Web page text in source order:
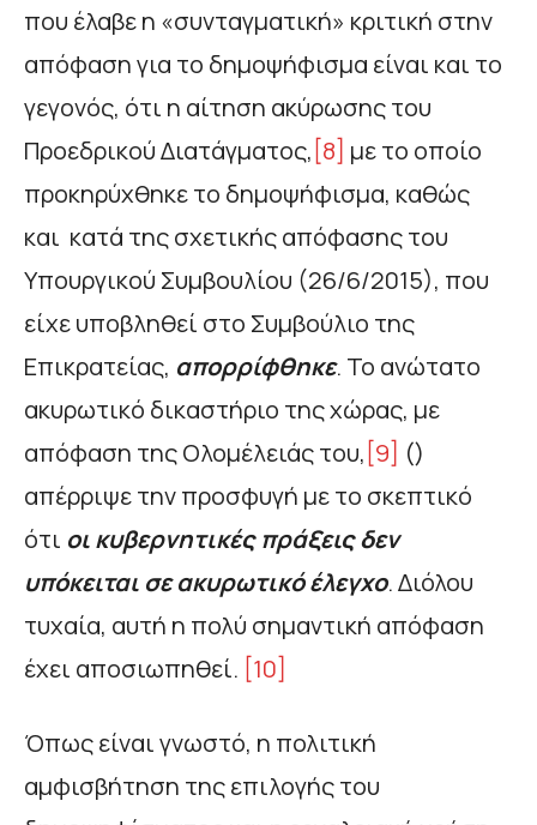
που έλαβε η «συνταγματική» κριτική στην
απόφαση για το δημοψήφισμα είναι και το
γεγονός, ότι η αίτηση ακύρωσης του
Προεδρικού Διατάγματος, [8] με το οποίο
προκηρύχθηκε το δημοψήφισμα, καθώς
και κατά της σχετικής απόφασης του
Υπουργικού Συμβουλίου (26/6/2015), που
είχε υποβληθεί στο Συμβούλιο της
Επικρατείας, απορρίφθηκε. Το ανώτατο
ακυρωτικό δικαστήριο της χώρας, με
απόφαση της Ολομέλειάς του, [9] ()
απέρριψε την προσφυγή με το σκεπτικό
ότι οι κυβερνητικές πράξεις δεν
υπόκειται σε ακυρωτικό έλεγχο. Διόλου
τυχαία, αυτή η πολύ σημαντική απόφαση
έχει αποσιωπηθεί. [10]
Όπως είναι γνωστό, η πολιτική
αμφισβήτηση της επιλογής του